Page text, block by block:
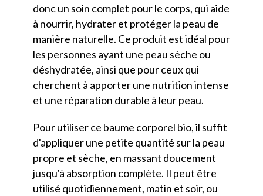
donc un soin complet pour le corps, qui aide
à nourrir, hydrater et protéger la peau de
manière naturelle. Ce produit est idéal pour
les personnes ayant une peau sèche ou
déshydratée, ainsi que pour ceux qui
cherchent à apporter une nutrition intense
et une réparation durable à leur peau.
Pour utiliser ce baume corporel bio, il suffit
d'appliquer une petite quantité sur la peau
propre et sèche, en massant doucement
jusqu'à absorption complète. Il peut être
utilisé quotidiennement, matin et soir, ou